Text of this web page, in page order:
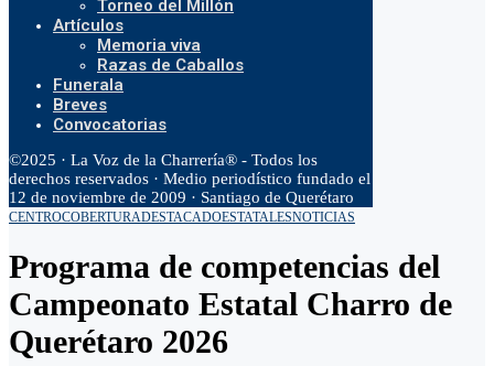
Torneo del Millón
Artículos
Memoria viva
Razas de Caballos
Funerala
Breves
Convocatorias
©2025 · La Voz de la Charrería® - Todos los
derechos reservados · Medio periodístico fundado el
12 de noviembre de 2009 · Santiago de Querétaro
CENTROCOBERTURADESTACADOESTATALESNOTICIAS
Programa de competencias del
Campeonato Estatal Charro de
Querétaro 2026